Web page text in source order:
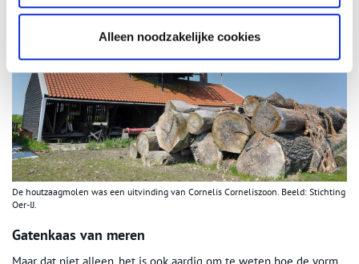
Alleen noodzakelijke cookies
De houtzaagmolen was een uitvinding van Cornelis Corneliszoon. Beeld: Stichting
Oer-IJ.
Gatenkaas van meren